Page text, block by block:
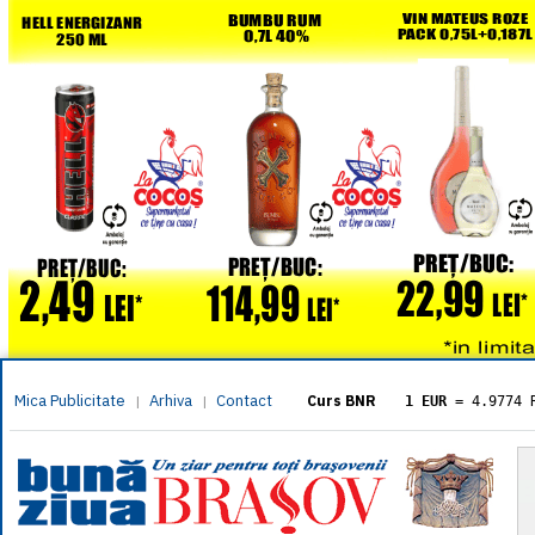
Mica Publicitate | Arhiva | Contact Curs BNR 1 EUR = 4.9774
= 5.8304
1 XAU= 464.4611
1 AED= 1.1933
1 AUD= 2.7957
1 BGN= 2.5449